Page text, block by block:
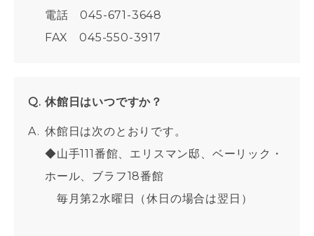
電話 045-671-3648
FAX 045-550-3917
休館日はいつですか？
休館日は次のとおりです。
◆山手111番館、エリスマン邸、ベーリック・
ホール、ブラフ18番館
毎月第2水曜日（休日の場合は翌日）